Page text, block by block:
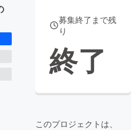
募集終了まで残
り
終了
このプロジェクトは、